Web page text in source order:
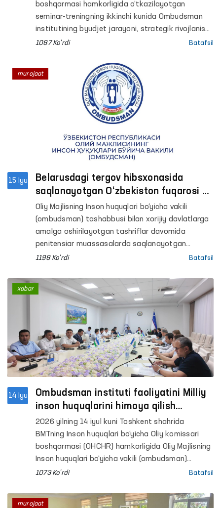
boshqarmasi hamkorligida o‘tkazilayotgan
seminar-treningning ikkinchi kunida Ombudsman
institutining byudjet jarayoni, strategik rivojlanish
rejasi, tashkiliy tuzilmasi, hududlardagi faoliyati
taqdimotlar namoyish etildi. Shuningdek,
ishtirokchilar bilan akkreditatsiya jarayonining
asosiy talablari yuzasidan savol-javob va fikr
almashuvlar o‘tkazildi.
1087 Ko'rdi Batafsil
15 Iyu
Belarusdagi tergov hibsxonasida
saqlanayotgan O‘zbekiston fuqarosi
murojaati hal etildi
Oliy Majlisning Inson huquqlari bo‘yicha vakili
(ombudsman) tashabbusi bilan xorijiy davlatlarga
amalga oshirilayotgan tashriflar davomida
penitensiar muassasalarda saqlanayotgan
O‘zbekiston fuqarolari bilan ham uchrashuvlar
1198 Ko'rdi Batafsil
murojaat
14 Iyu
Ombudsman instituti faoliyatini Milliy
inson huquqlarini himoya qilish
muassasalarining Global alyansi
(GANHRI) talablari bo‘yicha
takomillashtirish masalalari
muhokama qilindi
2026 yilning 14 iyul kuni Toshkent shahrida
BMTning Inson huquqlari bo‘yicha Oliy komissari
boshqarmasi (OHCHR) hamkorligida Oliy Majlisning
Inson huquqlari bo‘yicha vakili (ombudsman)
institutini xalqaro standartlar asosida yana-da
seminar-trening o‘z ishini boshladi.
1073 Ko'rdi Batafsil
xabar
murojaat